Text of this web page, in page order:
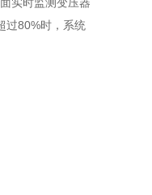
过80%时，系统